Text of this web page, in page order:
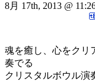
8月 17th, 2013 @
魂を癒し、心をクリ
奏でる
クリスタルボウル